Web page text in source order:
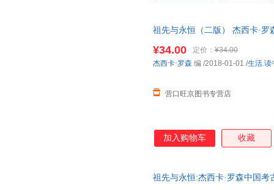
（从商代至汉代）整体墓葬形
办“盛世华章——康、雍、乾三
三朝盛世和丰富艺术内涵。在
祖先与永恒（二版） 杰西卡·罗
¥34.00 定价： ¥34.00
营口旺京图书专营店
杰西卡·罗森 编 /2018-01-01 /生活.读
加入购物车 收藏
祖先与永恒:杰西卡·罗森中国